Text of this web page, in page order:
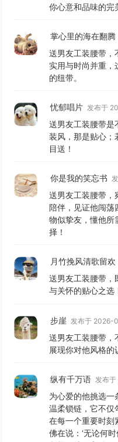
你心意和品味的完
掌心里的海在翻腾
送男友工装腰带
实用与时尚并重，
的纽带。
忧郁唱片 发布于
送男友工装腰带是
装风，那是贴心；
目送！
你是我的笑忘书
送男友工装腰带，
陪伴，见证他闯荡
物似挚友，懂他所
择！
月竹挽风清歌留欢
送男友工装腰带，
与关怀的贴心之选
步崖 发布于 2026-
送男友工装腰带，
展现你对他风格的
纵有千万语 发布
为心爱的他挑选一
温柔锁链，它不仅
在每一个重要时
佛在说：‘无论何